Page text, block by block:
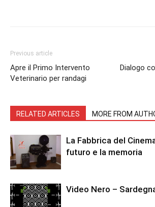
Previous article
Apre il Primo Intervento
Veterinario per randagi
Dialogo
RELATED ARTICLES MORE FROM
La Fabbrica del
futuro e la memoria
Video Nero –